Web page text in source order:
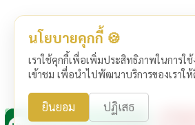
นโยบายคุกกี้ 🍪
เราใช้คุกกี้เพื่อเพิ่มประสิทธิภาพในการใ
เข้าชม เพื่อนำไปพัฒนาบริการของเราใ
ยินยอม ปฏิเสธ